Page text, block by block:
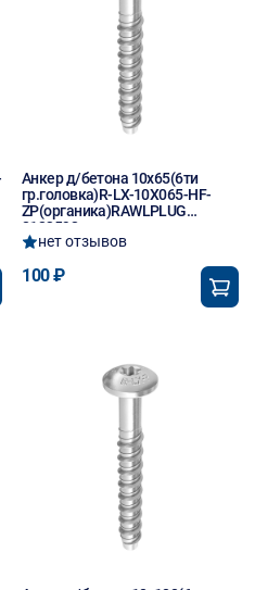
Анкер д/бетона 10х65(6ти
гр.головка)R-LX-10X065-HF-
ZP(органика)RAWLPLUG
8123592
нет отзывов
100 ₽